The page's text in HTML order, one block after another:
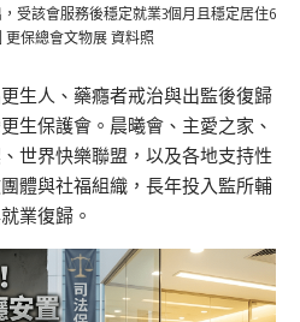
受該會服務後穩定就業3個月且穩定居住6
更保總會文物展 資料照
生人、藥癮者戒治與出監後復歸
生保護會。晨曦會、主愛之家、
世界快樂聯盟，以及各地支持性
體與社福組織，長年投入監所輔
業復歸。